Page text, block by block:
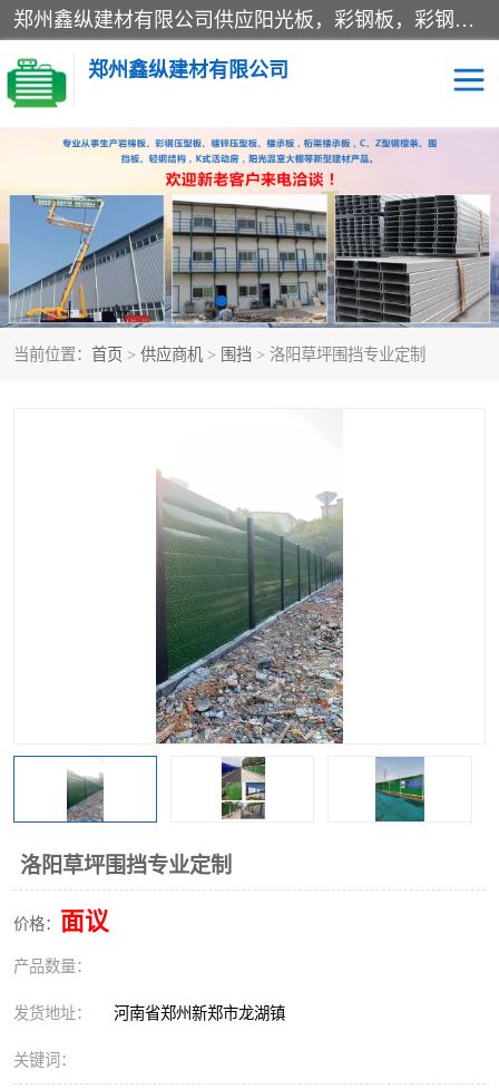
郑州鑫纵建材有限公司供应阳光板，彩钢板，彩钢钢构工程是一家集生产销售租赁安装于一体的企业，主要生产PC采光板，耐力板，仿古琉璃采光板，岩棉板、彩钢压型板、镀锌压型板、桁架楼承板，C、Z型钢檩条、围挡板、轻钢结构，阳光温室大棚等新型建材产品。公司旗下有多台移动式高空压瓦机租赁，承接全国各地业务，专业对外租赁各种型号压瓦机。
郑州鑫纵建材有限公司
当前位置： 首页 > 供应商机 > 围挡 > 洛阳草坪围挡专业定制
洛阳草坪围挡专业定制
价格： 面议
产品数量：
发货地址： 河南省郑州新郑市龙湖镇
关键词：
高空瓦机租赁 ASA合成树脂仿古瓦
CZ型钢 FRP采光板
PC多层板 PC耐力板
建筑围挡 楼层板
彩钢板
生产加工单板复合围挡 市